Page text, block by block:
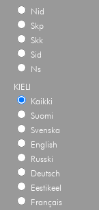
Nid
Skp
Skk
Sid
Ns
KIELI
Kaikki
Suomi
Svenska
English
Russki
Deutsch
Eestikeel
Français